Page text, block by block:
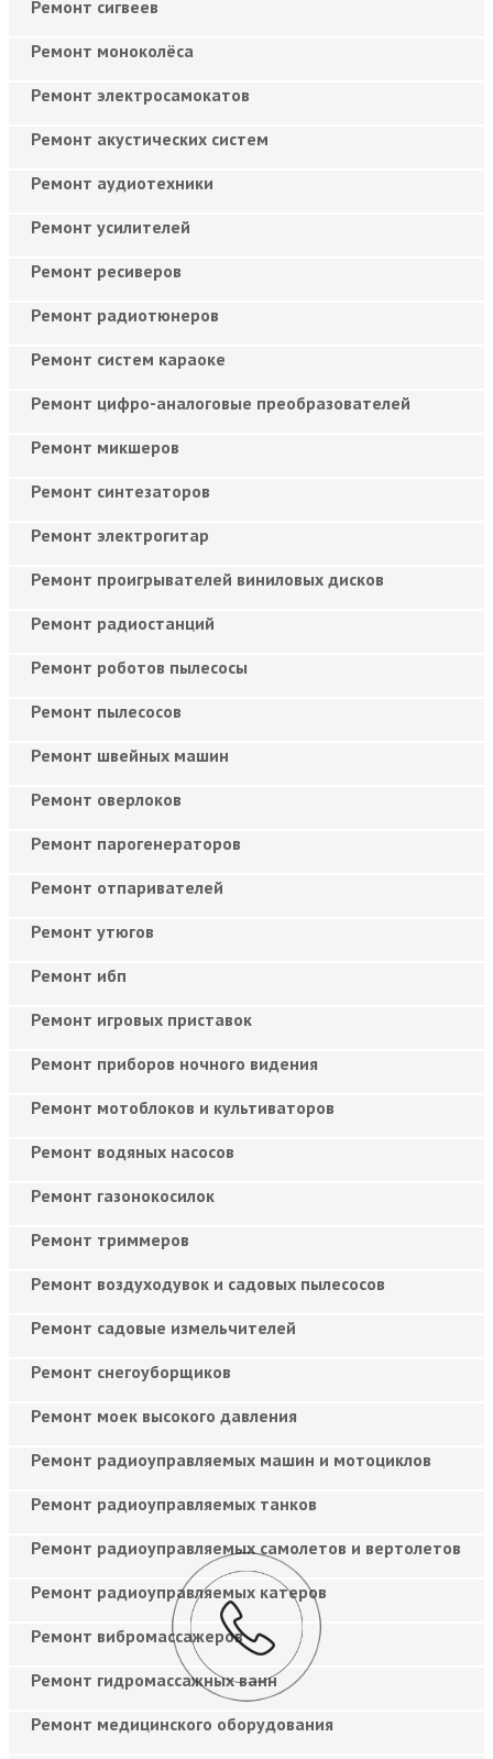
Ремонт сигвеев
Ремонт моноколёса
Ремонт электросамокатов
Ремонт акустических систем
Ремонт аудиотехники
Ремонт усилителей
Ремонт ресиверов
Ремонт радиотюнеров
Ремонт систем караоке
Ремонт цифро-аналоговые преобразователей
Ремонт микшеров
Ремонт синтезаторов
Ремонт электрогитар
Ремонт проигрывателей виниловых дисков
Ремонт радиостанций
Ремонт роботов пылесосы
Ремонт пылесосов
Ремонт швейных машин
Ремонт оверлоков
Ремонт парогенераторов
Ремонт отпаривателей
Ремонт утюгов
Ремонт ибп
Ремонт игровых приставок
Ремонт приборов ночного видения
Ремонт мотоблоков и культиваторов
Ремонт водяных насосов
Ремонт газонокосилок
Ремонт триммеров
Ремонт воздуходувок и садовых пылесосов
Ремонт садовые измельчителей
Ремонт снегоуборщиков
Ремонт моек высокого давления
Ремонт радиоуправляемых машин и мотоциклов
Ремонт радиоуправляемых танков
Ремонт радиоуправляемых самолетов и вертолетов
Ремонт радиоуправляемых катеров
Ремонт вибромассажеров
Ремонт гидромассажных ванн
Ремонт медицинского оборудования